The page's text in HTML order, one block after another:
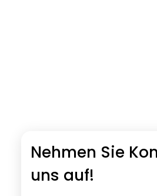
Nehmen Sie
uns auf!